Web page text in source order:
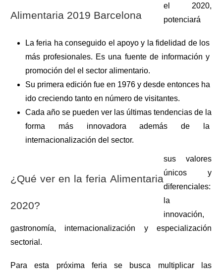
Alimentaria 2019 Barcelona
La feria ha conseguido el apoyo y la fidelidad de los
más profesionales. Es una fuente de información y
promoción del el sector alimentario.
Su primera edición fue en 1976 y desde entonces ha
ido creciendo tanto en número de visitantes.
Cada año se pueden ver las últimas tendencias de la
forma más innovadora además de la
internacionalización del sector.
¿Qué ver en la feria Alimentaria
2020?
el 2020,
potenciará
sus valores
únicos y
diferenciales:
la
innovación,
gastronomía, internacionalización y especialización
sectorial.
Para esta próxima feria se busca multiplicar las